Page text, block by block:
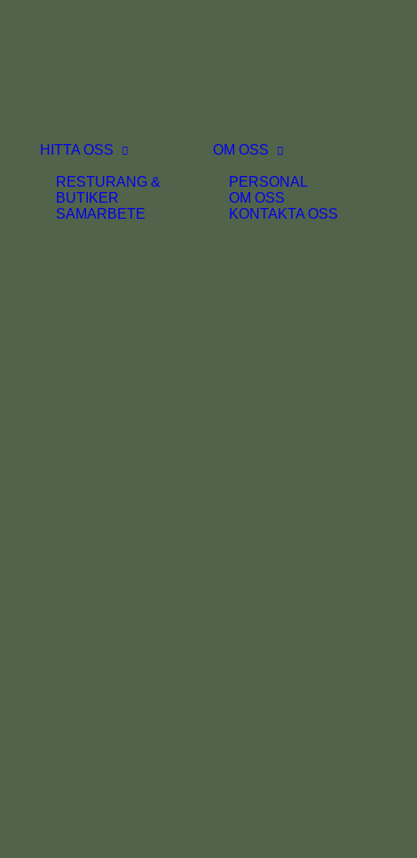
HITTA OSS
RESTURANG &
BUTIKER
SAMARBETE
OM OSS
PERSONAL
OM OSS
KONTAKTA OSS